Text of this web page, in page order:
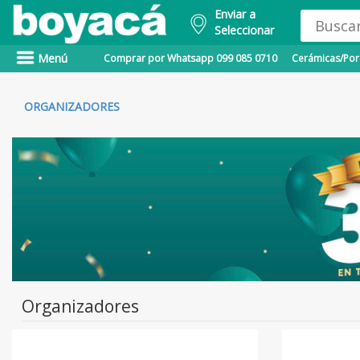
Enviar a
Seleccionar
Menú
Comprar por Whatsapp 099 085 0710 Cerámicas/
ORGANIZADORES
Organizadores